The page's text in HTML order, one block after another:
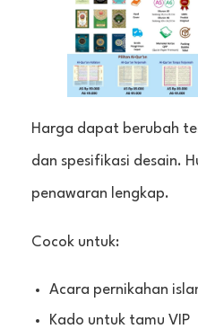
Harga dapat berubah
dan spesifikasi desain.
penawaran lengkap.
Cocok untuk:
Acara pernikahan
Kado untuk tamu VIP